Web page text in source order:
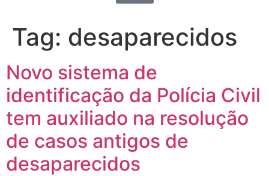
Tag: desaparecidos
Novo sistema de
identificação da Polícia Civil
tem auxiliado na resolução
de casos antigos de
desaparecidos